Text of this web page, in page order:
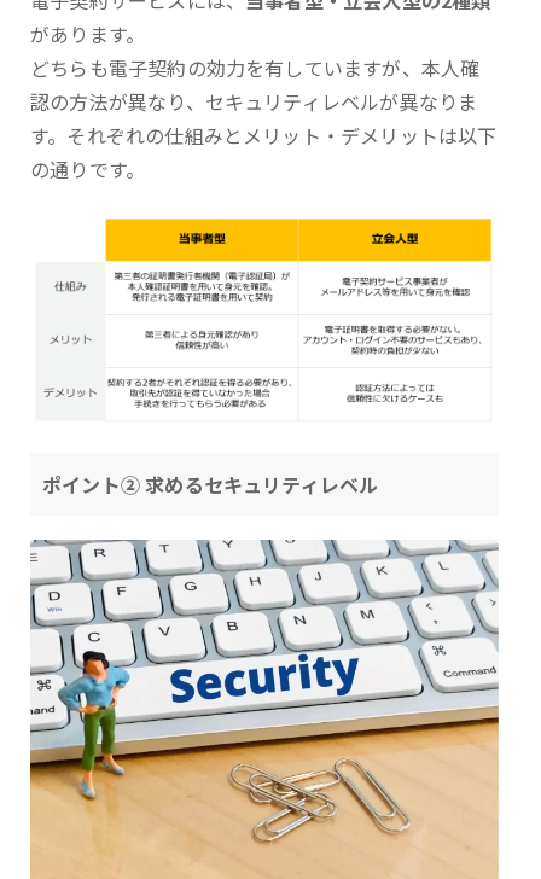
があります。
どちらも電子契約の効力を有していますが、本人確
認の方法が異なり、セキュリティレベルが異なりま
す。それぞれの仕組みとメリット・デメリットは以下
の通りです。
ポイント② 求めるセキュリティレベル